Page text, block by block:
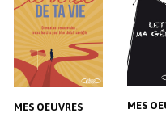
MES OEUVRES MES